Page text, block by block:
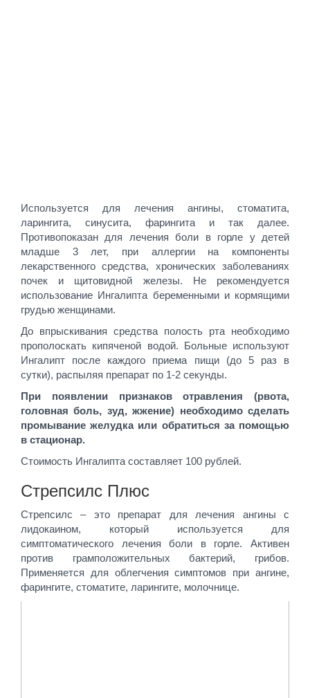
Используется для лечения ангины, стоматита,
ларингита, синусита, фарингита и так далее.
Противопоказан для лечения боли в горле у детей
младше 3 лет, при аллергии на компоненты
лекарственного средства, хронических заболеваниях
почек и щитовидной железы. Не рекомендуется
использование Ингалипта беременными и кормящими
грудью женщинами.
До впрыскивания средства полость рта необходимо
прополоскать кипяченой водой. Больные используют
Ингалипт после каждого приема пищи (до 5 раз в
сутки), распыляя препарат по 1-2 секунды.
При появлении признаков отравления (рвота,
головная боль, зуд, жжение) необходимо сделать
промывание желудка или обратиться за помощью
в стационар.
Стоимость Ингалипта составляет 100 рублей.
Стрепсилс Плюс
Стрепсилс – это препарат для лечения ангины с
лидокаином, который используется для
симптоматического лечения боли в горле. Активен
против грамположительных бактерий, грибов.
Применяется для облегчения симптомов при ангине,
фарингите, стоматите, ларингите, молочнице.